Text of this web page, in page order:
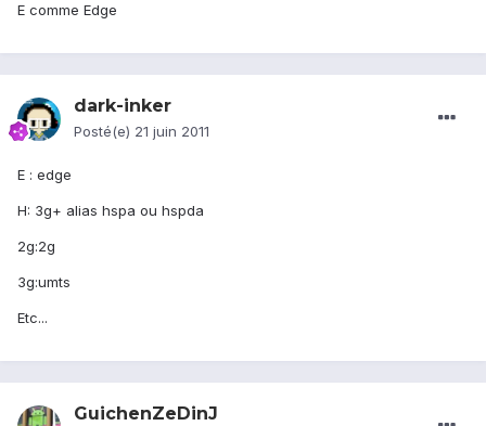
E comme Edge
dark-inker
Posté(e) 21 juin 2011
E : edge
H: 3g+ alias hspa ou hspda
2g:2g
3g:umts
Etc...
GuichenZeDinJ